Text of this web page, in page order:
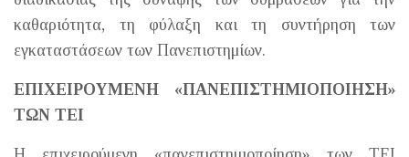
καθαριότητα, τη φύλαξη και τη συντήρηση των
εγκαταστάσεων των Πανεπιστημίων.
ΕΠΙΧΕΙΡΟΥΜΕΝΗ «ΠΑΝΕΠΙΣΤΗΜΙΟΠΟΙΗΣΗ»
ΤΩΝ ΤΕΙ